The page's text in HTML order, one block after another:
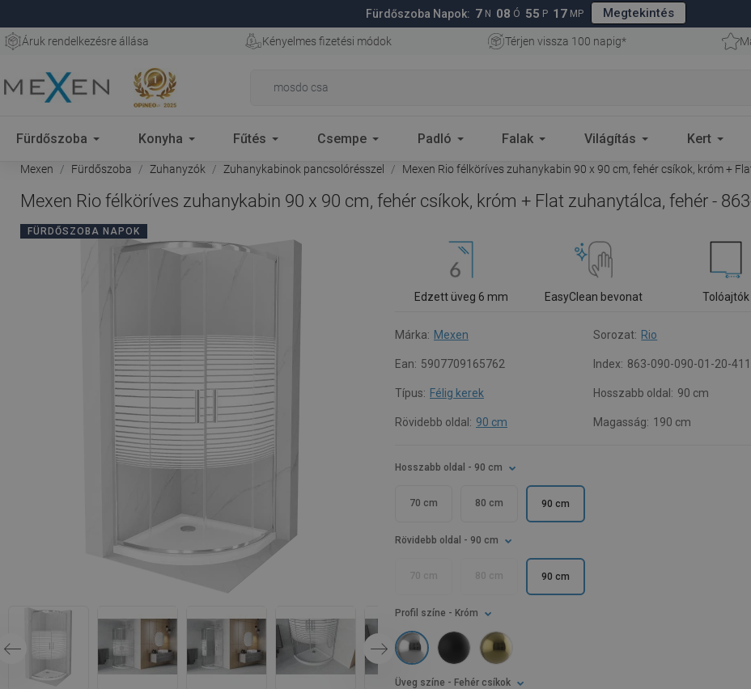
Fürdőszoba Napok: 7 N 08 Ó 55 P 16 MP Megtekintés
Áruk rendelkezésre állása Kényelmes fizetési módok Térjen vissza 100 napig*
Fürdőszoba Konyha Fűtés Csempe Padló Falak Világítás Kert
Mexen Fürdőszoba Zuhanyzók Zuhanykabinok pancsolórésszel Mexen Rio félköríves zuhanykabin 90 x 90 cm, fehér csíkok, króm +
Mexen Rio félköríves zuhanykabin 90 x 90 cm, fehér csíkok, króm + Flat zuhanytálca, fehér -
FÜRDŐSZOBA NAPOK
Edzett üveg 6 mm EasyClean bevonat Tolóajtók
Márka: Mexen Sorozat: Rio
Ean: 5907709165762 Index: 863-090-090-01-20-
Típus: Félig kerek Hosszabb oldal: 90 cm
Rövidebb oldal: 90 cm Magasság: 190 cm
Hosszabb oldal - 90 cm
70 cm 80 cm 90 cm
Rövidebb oldal - 90 cm
70 cm 80 cm 90 cm
Üveg színe - Fehér csíkok
Profil színe - Króm